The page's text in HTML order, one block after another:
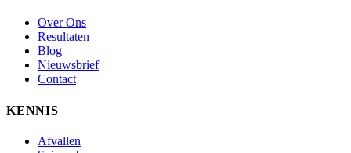
Over Ons
Resultaten
Blog
Nieuwsbrief
Contact
KENNIS
Afvallen